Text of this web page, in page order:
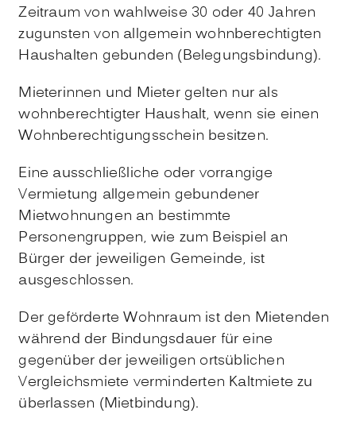
Zeitraum von wahlweise 30 oder 40 Jahren
zugunsten von allgemein wohnberechtigten
Haushalten gebunden (Belegungsbindung).
Mieterinnen und Mieter gelten nur als
wohnberechtigter Haushalt, wenn sie einen
Wohnberechtigungsschein besitzen.
Eine ausschließliche oder vorrangige
Vermietung allgemein gebundener
Mietwohnungen an bestimmte
Personengruppen, wie zum Beispiel an
Bürger der jeweiligen Gemeinde, ist
ausgeschlossen.
Der geförderte Wohnraum ist den Mietenden
während der Bindungsdauer für eine
gegenüber der jeweiligen ortsüblichen
Vergleichsmiete verminderten Kaltmiete zu
überlassen (Mietbindung).